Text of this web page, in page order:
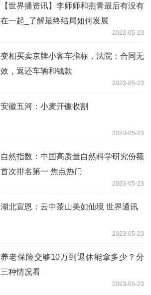
【世界播资讯】李师师和燕青最后有没有
在一起_了解最终结局如何发展
2023-05-23
变相买卖京牌小客车指标，法院：合同无
效，返还车辆和钱款
2023-05-23
安徽五河：小麦开镰收割
2023-05-23
自然指数：中国高质量自然科学研究份额
首次排名第一 焦点热门
2023-05-23
湖北宣恩：云中茶山美如仙境 世界通讯
2023-05-23
养老保险交够10万到退休能拿多少？分
三种情况看
2023-05-23